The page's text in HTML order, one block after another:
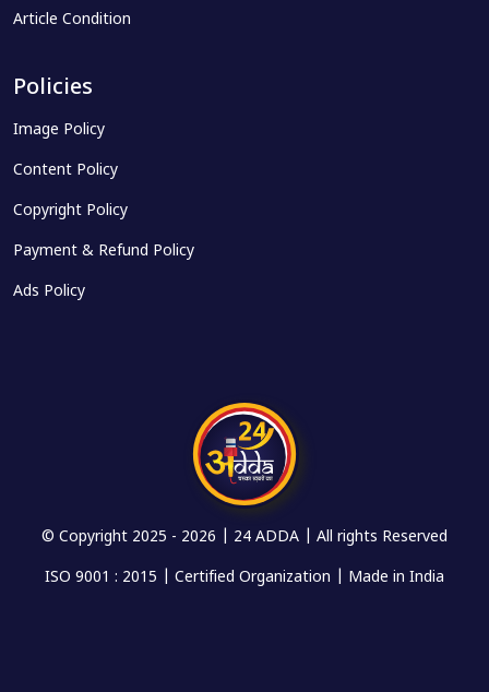
Article Condition
Policies
Image Policy
Content Policy
Copyright Policy
Payment & Refund Policy
Ads Policy
© Copyright 2025 - 2026 | 24 ADDA | All rights Reserved
ISO 9001 : 2015 | Certified Organization | Made in India